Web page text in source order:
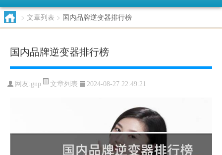
> 文章列表 > 国内品牌逆变器排行榜
国内品牌逆变器排行榜
网友:gnp 文章列表 2024-08-27 22:49:21